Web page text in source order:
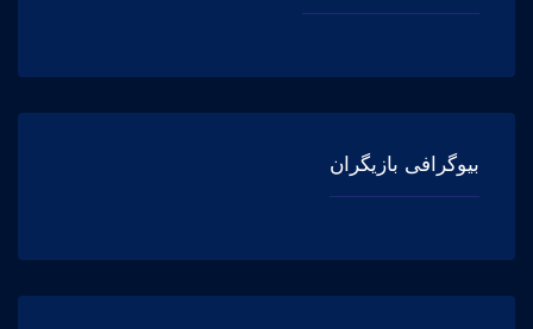
بیوگرافی بازیگران